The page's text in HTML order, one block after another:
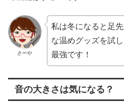
さーや
私は冬になると足
な温めグッズを試
最強です！
音の大きさは気になる？